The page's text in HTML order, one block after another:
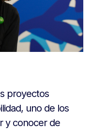
proyectos
uno de los
y conocer de